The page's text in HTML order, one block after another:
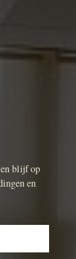
blijf op
en